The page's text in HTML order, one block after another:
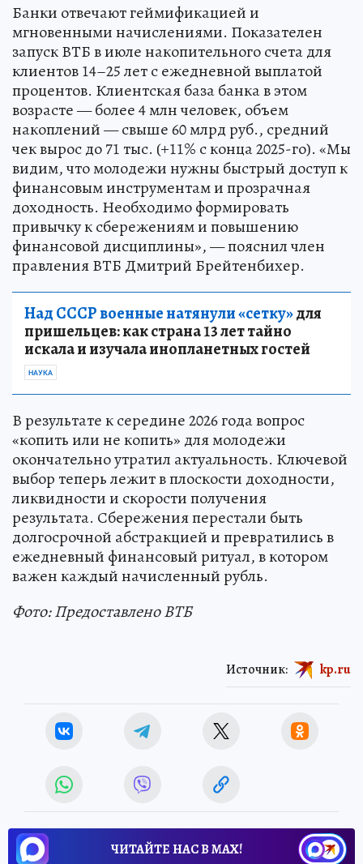
Банки отвечают геймификацией и
мгновенными начислениями. Показателен
запуск ВТБ в июле накопительного счета для
клиентов 14–25 лет с ежедневной выплатой
процентов. Клиентская база банка в этом
возрасте — более 4 млн человек, объем
накоплений — свыше 60 млрд руб., средний
чек вырос до 71 тыс. (+11% с конца 2025-го). «Мы
видим, что молодежи нужны быстрый доступ к
финансовым инструментам и прозрачная
доходность. Необходимо формировать
привычку к сбережениям и повышению
финансовой дисциплины», — пояснил член
правления ВТБ Дмитрий Брейтенбихер.
Над СССР военные натянули «сетку»для
пришельцев: как страна 13 лет тайно
искала и изучала инопланетных гостей
НАУКА
В результате к середине 2026 года вопрос
«копить или не копить» для молодежи
окончательно утратил актуальность. Ключевой
выбор теперь лежит в плоскости доходности,
ликвидности и скорости получения
результата. Сбережения перестали быть
долгосрочной абстракцией и превратились в
ежедневный финансовый ритуал, в котором
важен каждый начисленный рубль.
Фото: Предоставлено ВТБ
Источник: kp.ru
ЧИТАЙТЕ НАС В МАХ!